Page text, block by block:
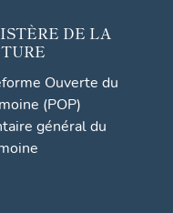
DE LA
Ouverte du
(POP)
général du